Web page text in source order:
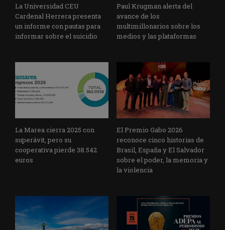
La Universidad CEU
Cardenal Herrera presenta
un informe con pautas para
informar sobre el suicidio
Paul Krugman alerta del
avance de los
multimillonarios sobre los
medios y las plataformas
La Marea cierra 2025 con
superávit, pero su
cooperativa pierde 38.542
euros
El Premio Gabo 2026
reconoce cinco historias de
Brasil, España y El Salvador
sobre el poder, la memoria y
la violencia